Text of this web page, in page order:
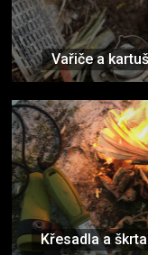
Vařiče a
Křesadla a